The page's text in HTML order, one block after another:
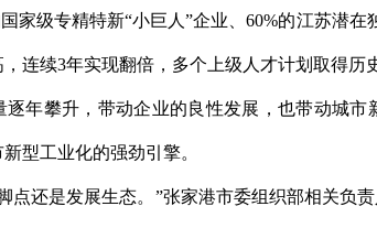
家级专精特新“小巨人”企业、60%的江苏潜
连续3年实现翻倍，多个上级人才计划取得历
逐年攀升，带动企业的良性发展，也带动城
型工业化的强劲引擎。
点还是发展生态。”张家港市委组织部相关负